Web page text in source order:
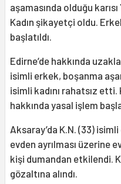
aşamasında olduğu
Kadın şikayetçi oldu.
başlatıldı.
Edirne’de hakkında
isimli erkek, boşanma
isimli kadını rahatsız
hakkında yasal işlem
Aksaray’da K.N. (33)
evden ayrılması üzerine
kişi dumandan etkilendi.
gözaltına alındı.